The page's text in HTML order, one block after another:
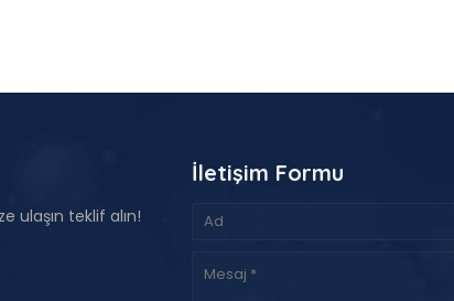
ulaşın teklif alın!
İletişim Formu